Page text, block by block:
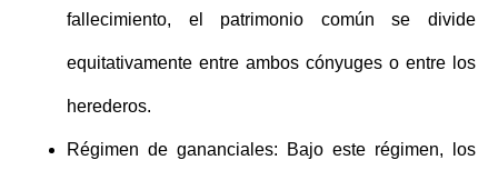
fallecimiento, el patrimonio común se divide
equitativamente entre ambos cónyuges o entre los
herederos.
Régimen de gananciales: Bajo este régimen, los